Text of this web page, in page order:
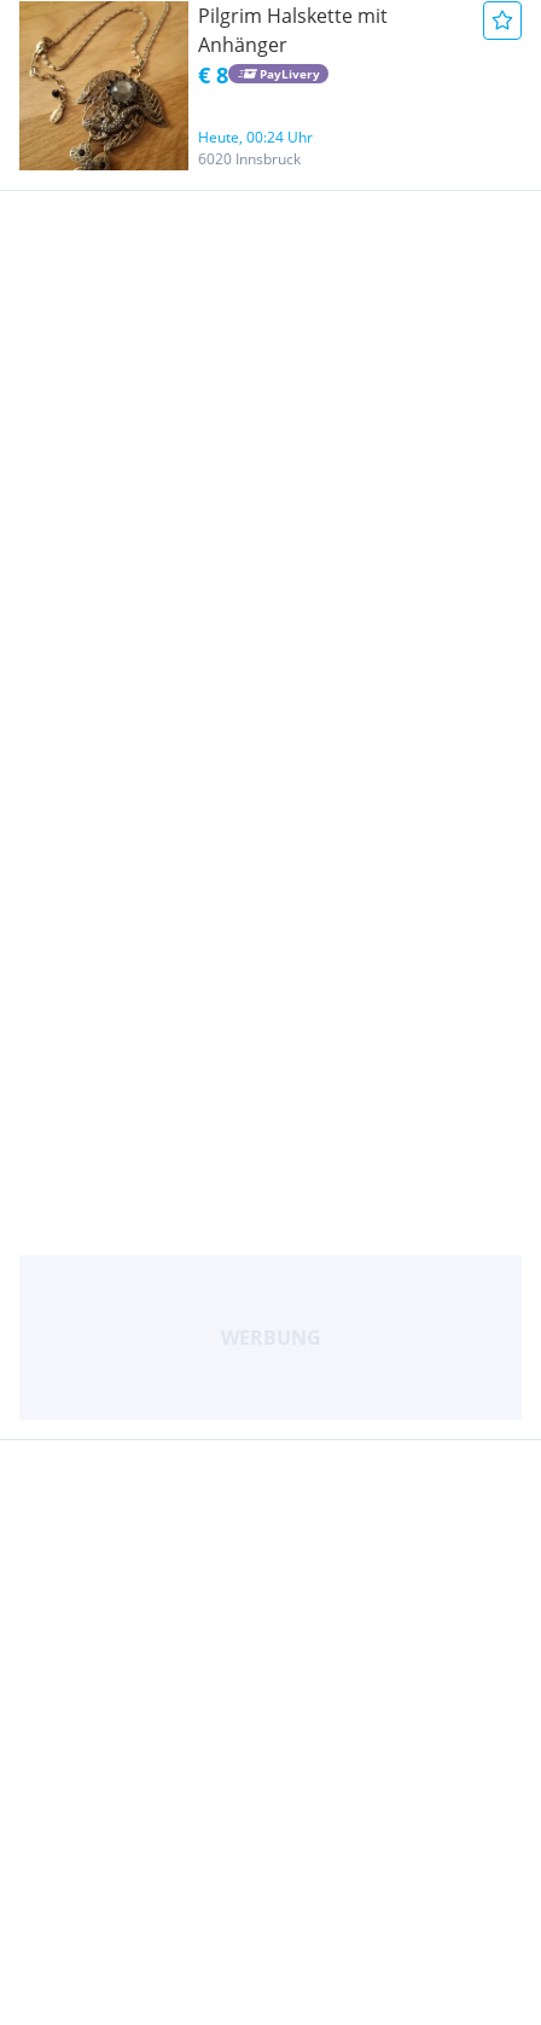
Pilgrim Halskette mit
Anhänger
€ 8 PayLivery
Heute, 00:24 Uhr
6020 Innsbruck